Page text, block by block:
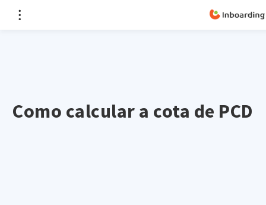
Como calcular a cota de PCD